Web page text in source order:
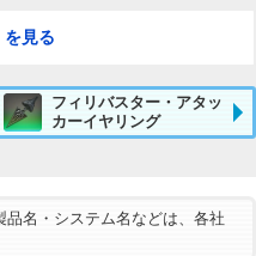
見る
フィリバスター・アタッ
カーイヤリング
名・システム名などは、各社